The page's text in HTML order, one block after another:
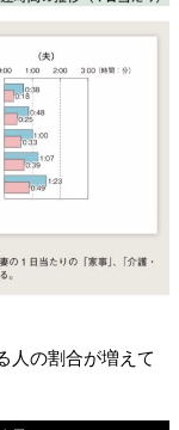
人の割合が増えて